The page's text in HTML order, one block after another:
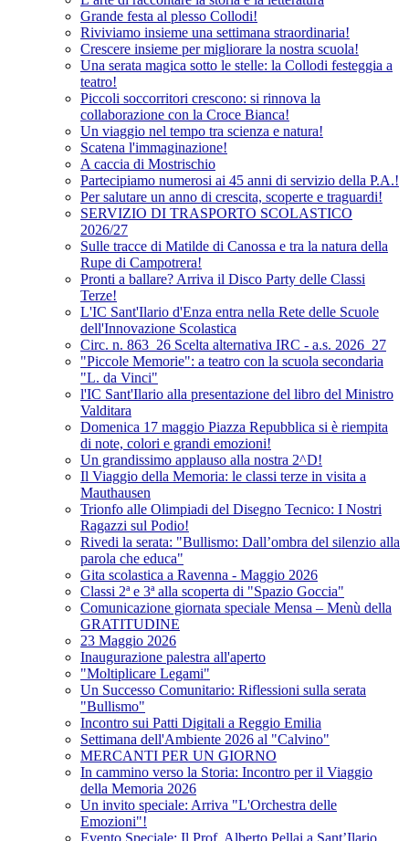
Grande festa al plesso Collodi!
Riviviamo insieme una settimana straordinaria!
Crescere insieme per migliorare la nostra scuola!
Una serata magica sotto le stelle: la Collodi festeggia a
teatro!
Piccoli soccorritori crescono: si rinnova la
collaborazione con la Croce Bianca!
Un viaggio nel tempo tra scienza e natura!
Scatena l'immaginazione!
A caccia di Mostrischio
Partecipiamo numerosi ai 45 anni di servizio della P.A.!
Per salutare un anno di crescita, scoperte e traguardi!
SERVIZIO DI TRASPORTO SCOLASTICO
2026/27
Sulle tracce di Matilde di Canossa e tra la natura della
Rupe di Campotrera!
Pronti a ballare? Arriva il Disco Party delle Classi
Terze!
L'IC Sant'Ilario d'Enza entra nella Rete delle Scuole
dell'Innovazione Scolastica
Circ. n. 863_26 Scelta alternativa IRC - a.s. 2026_27
"Piccole Memorie": a teatro con la scuola secondaria
"L. da Vinci"
l'IC Sant'Ilario alla presentazione del libro del Ministro
Valditara
Domenica 17 maggio Piazza Repubblica si è riempita
di note, colori e grandi emozioni!
Un grandissimo applauso alla nostra 2^D!
Il Viaggio della Memoria: le classi terze in visita a
Mauthausen
Trionfo alle Olimpiadi del Disegno Tecnico: I Nostri
Ragazzi sul Podio!
Rivedi la serata: "Bullismo: Dall’ombra del silenzio alla
parola che educa"
Gita scolastica a Ravenna - Maggio 2026
Classi 2ª e 3ª alla scoperta di "Spazio Goccia"
Comunicazione giornata speciale Mensa – Menù della
GRATITUDINE
23 Maggio 2026
Inaugurazione palestra all'aperto
"Moltiplicare Legami"
Un Successo Comunitario: Riflessioni sulla serata
"Bullismo"
Incontro sui Patti Digitali a Reggio Emilia
Settimana dell'Ambiente 2026 al "Calvino"
MERCANTI PER UN GIORNO
In cammino verso la Storia: Incontro per il Viaggio
della Memoria 2026
Un invito speciale: Arriva "L'Orchestra delle
Emozioni"!